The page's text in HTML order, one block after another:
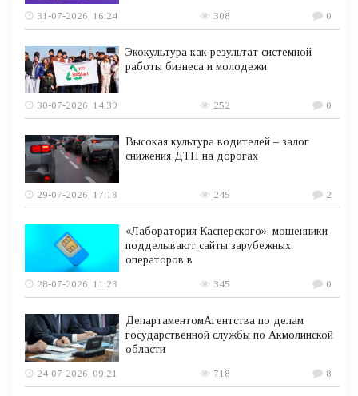
31-07-2026, 16:24 308 0
Экокультура как результат системной
работы бизнеса и молодежи
30-07-2026, 14:30 252 0
Высокая культура водителей – залог
снижения ДТП на дорогах
29-07-2026, 17:18 245 2
«Лаборатория Касперского»: мошенники
подделывают сайты зарубежных
операторов в
28-07-2026, 11:23
345 0
ДепартаментомАгентства по делам
государственной службы по Акмолинской
области
24-07-2026, 09:21
718 8